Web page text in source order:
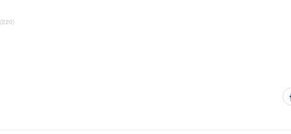
(220)